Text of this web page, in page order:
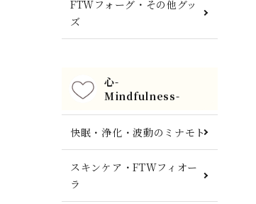
FTWフォーグ・その他グッ
ズ
心-
Mindfulness-
快眠・浄化・波動のミナモト
スキンケア・FTWフィオー
ラ